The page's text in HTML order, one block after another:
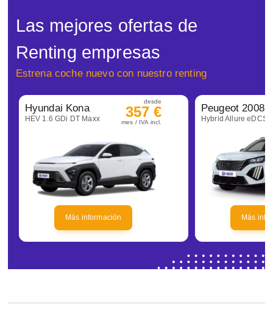
Las mejores ofertas de
Renting empresas
Estrena coche nuevo con nuestro renting
Hyundai Kona
HEV 1.6 GDi DT Maxx
desde
357 €
mes / IVA incl.
Más información
Peugeot 2008
Hybrid Allure eDCS6
Más